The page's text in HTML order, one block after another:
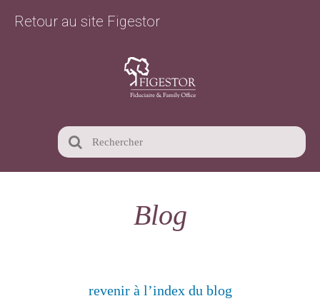
Retour au site Figestor
Blog
revenir à l’index du blog